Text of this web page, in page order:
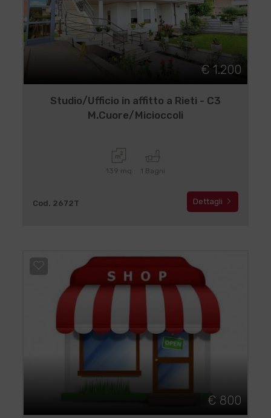
€ 1.200
Studio/Ufficio in affitto a Rieti - C3
M.Cuore/Micioccoli
139 mq 1 Bagni
Cod. 2672T Dettagli
€ 800